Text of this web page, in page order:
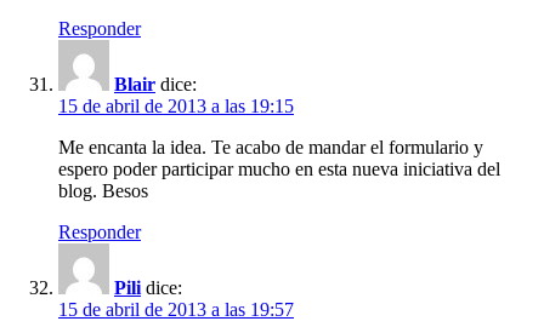
Responder
Blair dice:
15 de abril de 2013 a las 19:15
Me encanta la idea. Te acabo de mandar el formulario y
espero poder participar mucho en esta nueva iniciativa del
blog. Besos
Responder
Pili dice:
15 de abril de 2013 a las 19:57